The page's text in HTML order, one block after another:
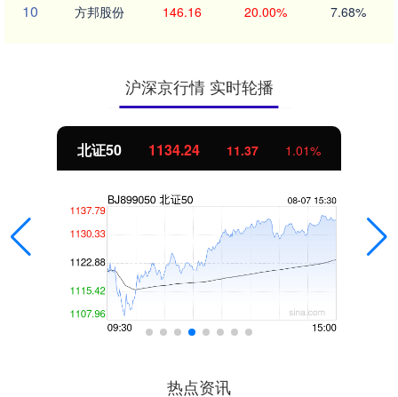
10 方邦股份 146.16 20.00% 7.68%
沪深京行情 实时轮播
北证50 1134.24 11.37 1.01%
热点资讯